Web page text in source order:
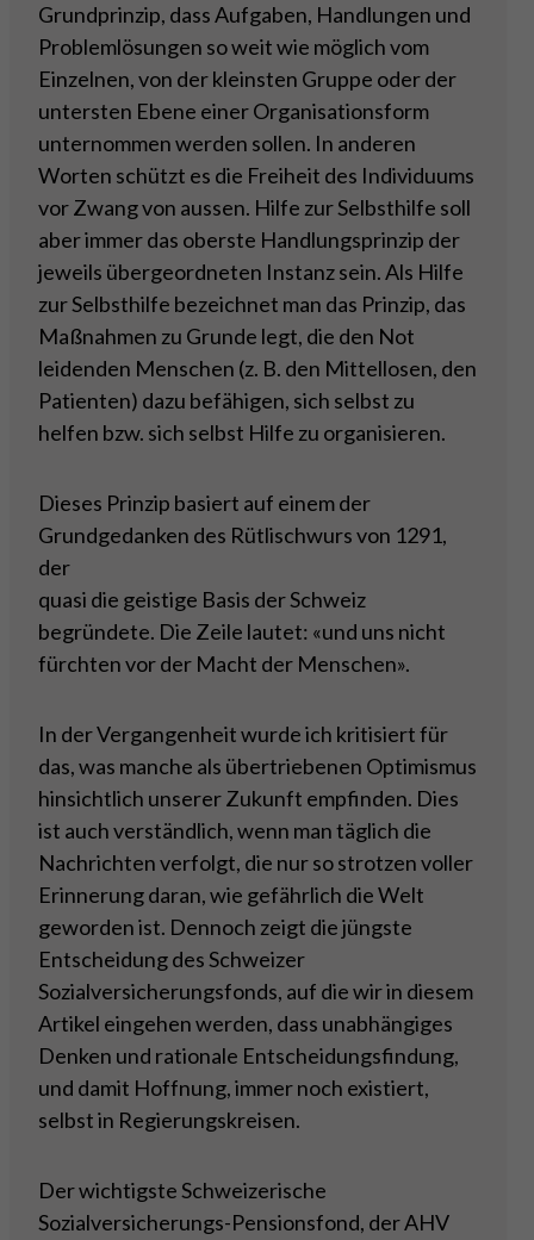
Grundprinzip, dass Aufgaben, Handlungen und
Problemlösungen so weit wie möglich vom
Einzelnen, von der kleinsten Gruppe oder der
untersten Ebene einer Organisationsform
unternommen werden sollen. In anderen
Worten schützt es die Freiheit des Individuums
vor Zwang von aussen. Hilfe zur Selbsthilfe soll
aber immer das oberste Handlungsprinzip der
jeweils übergeordneten Instanz sein. Als Hilfe
zur Selbsthilfe bezeichnet man das Prinzip, das
Maßnahmen zu Grunde legt, die den Not
leidenden Menschen (z. B. den Mittellosen, den
Patienten) dazu befähigen, sich selbst zu
helfen bzw. sich selbst Hilfe zu organisieren.
Dieses Prinzip basiert auf einem der
Grundgedanken des Rütlischwurs von 1291,
der
quasi die geistige Basis der Schweiz
begründete. Die Zeile lautet: «und uns nicht
fürchten vor der Macht der Menschen».
In der Vergangenheit wurde ich kritisiert für
das, was manche als übertriebenen Optimismus
hinsichtlich unserer Zukunft empfinden. Dies
ist auch verständlich, wenn man täglich die
Nachrichten verfolgt, die nur so strotzen voller
Erinnerung daran, wie gefährlich die Welt
geworden ist. Dennoch zeigt die jüngste
Entscheidung des Schweizer
Sozialversicherungsfonds, auf die wir in diesem
Artikel eingehen werden, dass unabhängiges
Denken und rationale Entscheidungsfindung,
und damit Hoffnung, immer noch existiert,
selbst in Regierungskreisen.
Der wichtigste Schweizerische
Sozialversicherungs-Pensionsfond, der AHV